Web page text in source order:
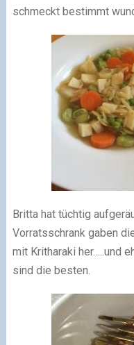
schmeckt bestimmt
Britta hat tüchtig
Vorratsschrank gaben
mit Kritharaki her…..und
sind die besten.